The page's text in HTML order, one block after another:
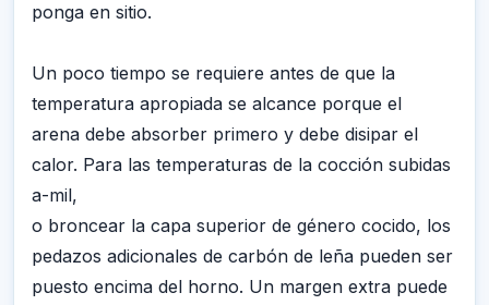
ponga en sitio.
Un poco tiempo se requiere antes de que la
temperatura apropiada se alcance porque el
arena debe absorber primero y debe disipar el
calor. Para las temperaturas de la cocción subidas
a-mil,
o broncear la capa superior de género cocido, los
pedazos adicionales de carbón de leña pueden ser
puesto encima del horno. Un margen extra puede